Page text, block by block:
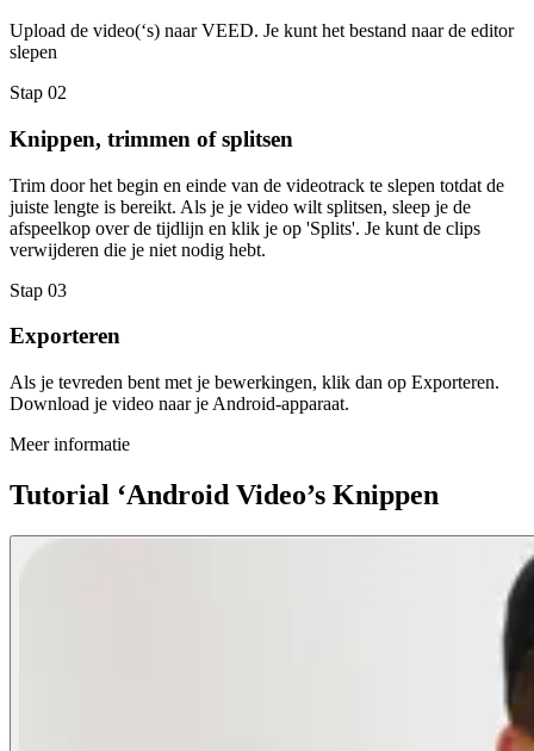
Upload de video(‘s) naar VEED. Je kunt het bestand naar de editor
slepen
Stap 02
Knippen, trimmen of splitsen
Trim door het begin en einde van de videotrack te slepen totdat de
juiste lengte is bereikt. Als je je video wilt splitsen, sleep je de
afspeelkop over de tijdlijn en klik je op 'Splits'. Je kunt de clips
verwijderen die je niet nodig hebt.
Stap 03
Exporteren
Als je tevreden bent met je bewerkingen, klik dan op Exporteren.
Download je video naar je Android-apparaat.
Meer informatie
Tutorial ‘Android Video’s Knippen